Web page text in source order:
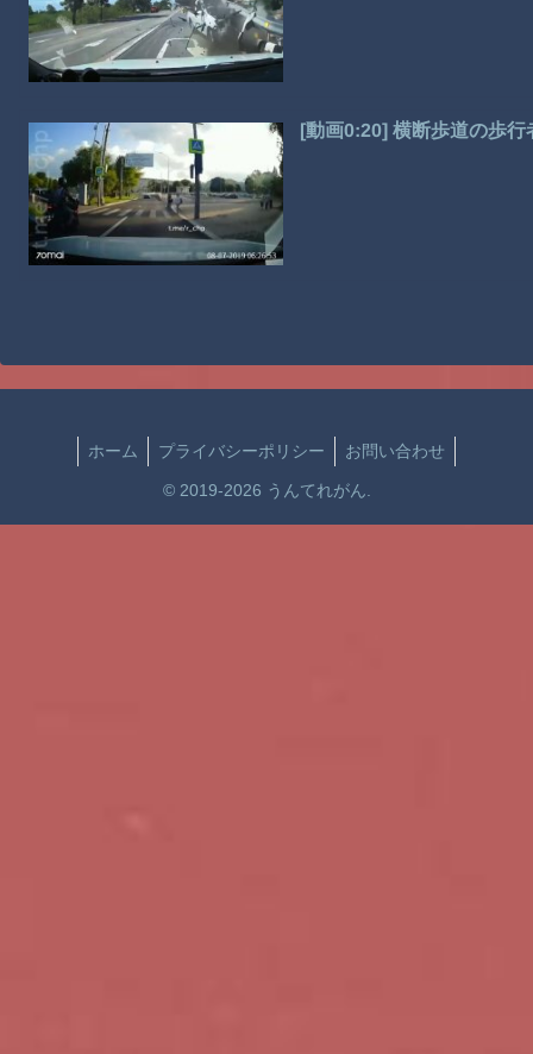
[動画0:20] 横断歩道の歩
ホーム プライバシーポリシー お問い合わせ
© 2019-2026 うんてれがん.